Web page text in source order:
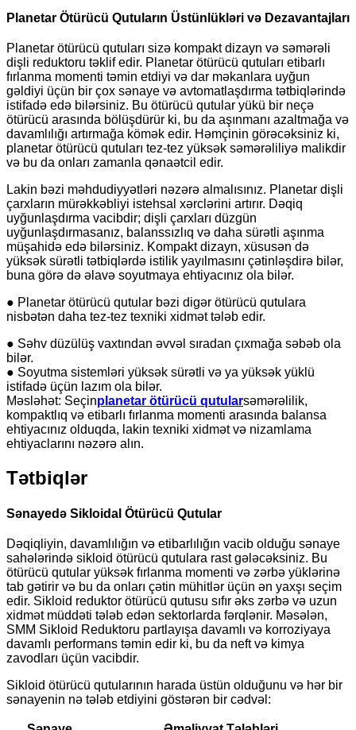
Planetar Ötürücü Qutuların Üstünlükləri və Dezavantajları
Planetar ötürücü qutuları sizə kompakt dizayn və səmərəli
dişli reduktoru təklif edir. Planetar ötürücü qutuları etibarlı
fırlanma momenti təmin etdiyi və dar məkanlara uyğun
gəldiyi üçün bir çox sənaye və avtomatlaşdırma tətbiqlərində
istifadə edə bilərsiniz. Bu ötürücü qutular yükü bir neçə
ötürücü arasında bölüşdürür ki, bu da aşınmanı azaltmağa və
davamlılığı artırmağa kömək edir. Həmçinin görəcəksiniz ki,
planetar ötürücü qutuları tez-tez yüksək səmərəliliyə malikdir
və bu da onları zamanla qənaətcil edir.
Lakin bəzi məhdudiyyətləri nəzərə almalısınız. Planetar dişli
çarxların mürəkkəbliyi istehsal xərclərini artırır. Dəqiq
uyğunlaşdırma vacibdir; dişli çarxları düzgün
uyğunlaşdırmasanız, balanssızlıq və daha sürətli aşınma
müşahidə edə bilərsiniz. Kompakt dizayn, xüsusən də
yüksək sürətli tətbiqlərdə istilik yayılmasını çətinləşdirə bilər,
buna görə də əlavə soyutmaya ehtiyacınız ola bilər.
● Planetar ötürücü qutular bəzi digər ötürücü qutulara
nisbətən daha tez-tez texniki xidmət tələb edir.
● Səhv düzülüş vaxtından əvvəl sıradan çıxmağa səbəb ola
bilər.
● Soyutma sistemləri yüksək sürətli və ya yüksək yüklü
istifadə üçün lazım ola bilər.
Məsləhət: Seçinplanetar ötürücü qutularsəmərəlilik,
kompaktlıq və etibarlı fırlanma momenti arasında balansa
ehtiyacınız olduqda, lakin texniki xidmət və nizamlama
ehtiyaclarını nəzərə alın.
Tətbiqlər
Sənayedə Sikloidal Ötürücü Qutular
Dəqiqliyin, davamlılığın və etibarlılığın vacib olduğu sənaye
sahələrində sikloid ötürücü qutulara rast gələcəksiniz. Bu
ötürücü qutular yüksək fırlanma momenti və zərbə yüklərinə
tab gətirir və bu da onları çətin mühitlər üçün ən yaxşı seçim
edir. Sikloid reduktor ötürücü qutusu sıfır əks zərbə və uzun
xidmət müddəti tələb edən sektorlarda fərqlənir. Məsələn,
SMM Sikloid Reduktoru partlayışa davamlı və korroziyaya
davamlı performans təmin edir ki, bu da neft və kimya
zavodları üçün vacibdir.
Sikloid ötürücü qutularının harada üstün olduğunu və hər bir
sənayenin nə tələb etdiyini göstərən bir cədvəl: